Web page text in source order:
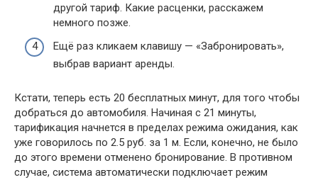
другой тариф. Какие расценки, расскажем
немного позже.
Ещё раз кликаем клавишу — «Забронировать»,
выбрав вариант аренды.
Кстати, теперь есть 20 бесплатных минут, для того чтобы
добраться до автомобиля. Начиная с 21 минуты,
тарификация начнется в пределах режима ожидания, как
уже говорилось по 2.5 руб. за 1 м. Если, конечно, не было
до этого времени отменено бронирование. В противном
случае, система автоматически подключает режим